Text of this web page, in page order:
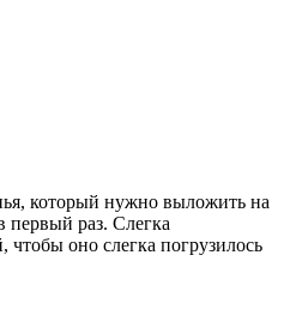
который нужно выложить на
первый раз. Слегка
чтобы оно слегка погрузилось